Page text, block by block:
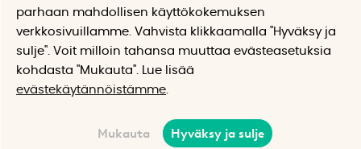
parhaan mahdollisen käyttökokemuksen
verkkosivuillamme. Vahvista klikkaamalla "Hyväksy ja
sulje". Voit milloin tahansa muuttaa evästeasetuksia
kohdasta "Mukauta". Lue lisää
evästekäytännöistämme
Mukauta Hyväksy ja sulje